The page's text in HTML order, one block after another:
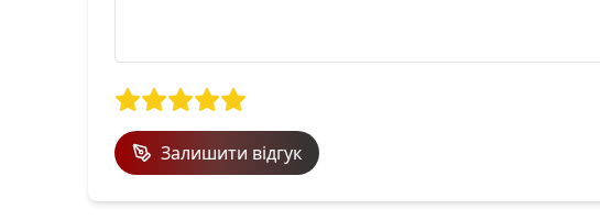
Залишити відгук